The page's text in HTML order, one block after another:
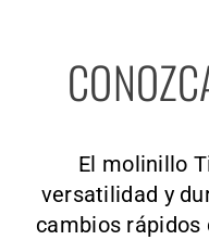
El molinillo
versatilidad y
cambios rápidos